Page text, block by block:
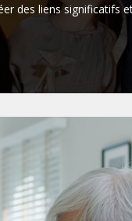
des liens significatifs